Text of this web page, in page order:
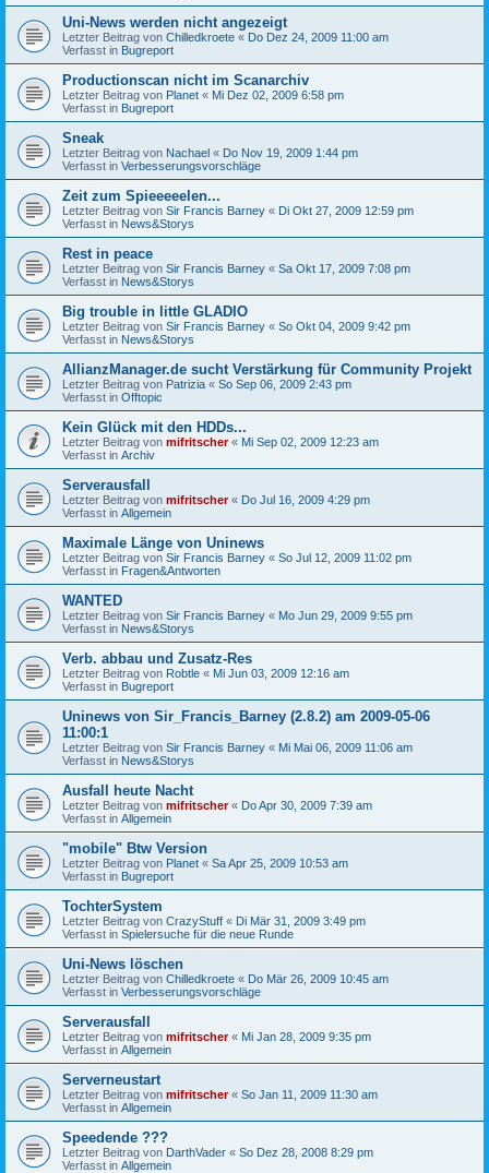
Uni-News werden nicht angezeigt
Letzter Beitrag von Chilledkroete « Do Dez 24, 2009 11:00 am
Verfasst in Bugreport
Productionscan nicht im Scanarchiv
Letzter Beitrag von Planet « Mi Dez 02, 2009 6:58 pm
Verfasst in Bugreport
Sneak
Letzter Beitrag von Nachael « Do Nov 19, 2009 1:44 pm
Verfasst in Verbesserungsvorschläge
Zeit zum Spieeeeelen...
Letzter Beitrag von Sir Francis Barney « Di Okt 27, 2009 12:59 pm
Verfasst in News&Storys
Rest in peace
Letzter Beitrag von Sir Francis Barney « Sa Okt 17, 2009 7:08 pm
Verfasst in News&Storys
Big trouble in little GLADIO
Letzter Beitrag von Sir Francis Barney « So Okt 04, 2009 9:42 pm
Verfasst in News&Storys
AllianzManager.de sucht Verstärkung für Community Projekt
Letzter Beitrag von Patrizia « So Sep 06, 2009 2:43 pm
Verfasst in Offtopic
Kein Glück mit den HDDs...
Letzter Beitrag von mifritscher« Mi Sep 02, 2009 12:23 am
Verfasst in Archiv
Serverausfall
Letzter Beitrag von mifritscher« Do Jul 16, 2009 4:29 pm
Verfasst in Allgemein
Maximale Länge von Uninews
Letzter Beitrag von Sir Francis Barney « So Jul 12, 2009 11:02 pm
Verfasst in Fragen&Antworten
WANTED
Letzter Beitrag von Sir Francis Barney « Mo Jun 29, 2009 9:55 pm
Verfasst in News&Storys
Verb. abbau und Zusatz-Res
Letzter Beitrag von Robtle « Mi Jun 03, 2009 12:16 am
Verfasst in Bugreport
Uninews von Sir_Francis_Barney (2.8.2) am 2009-05-06
11:00:1
Letzter Beitrag von Sir Francis Barney « Mi Mai 06, 2009 11:06 am
Verfasst in News&Storys
Ausfall heute Nacht
Letzter Beitrag von mifritscher« Do Apr 30, 2009 7:39 am
Verfasst in Allgemein
"mobile" Btw Version
Letzter Beitrag von Planet « Sa Apr 25, 2009 10:53 am
Verfasst in Bugreport
TochterSystem
Letzter Beitrag von CrazyStuff « Di Mär 31, 2009 3:49 pm
Verfasst in Spielersuche für die neue Runde
Uni-News löschen
Letzter Beitrag von Chilledkroete « Do Mär 26, 2009 10:45 am
Verfasst in Verbesserungsvorschläge
Serverausfall
Letzter Beitrag von mifritscher« Mi Jan 28, 2009 9:35 pm
Verfasst in Allgemein
Serverneustart
Letzter Beitrag von mifritscher« So Jan 11, 2009 11:30 am
Verfasst in Allgemein
Speedende ???
Letzter Beitrag von DarthVader « So Dez 28, 2008 8:29 pm
Verfasst in Allgemein